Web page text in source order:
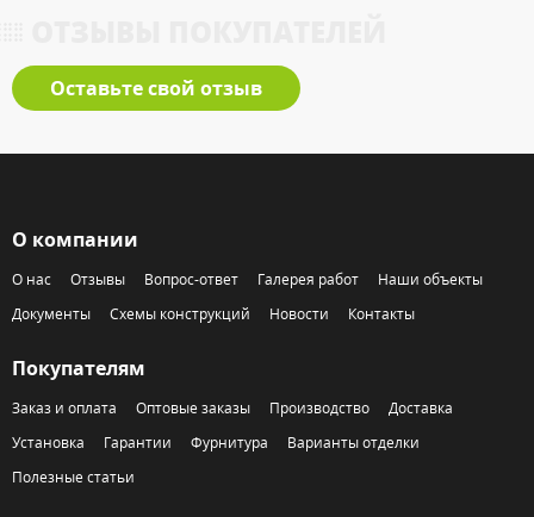
Оставьте свой отзыв
О компании
О нас Отзывы Вопрос-ответ Галерея работ
Наши объекты
Документы
Схемы конструкций Новости Контакты
Покупателям
Заказ и оплата Оптовые заказы Производство
Доставка
Установка
Гарантии Фурнитура
Варианты отделки
Полезные статьи